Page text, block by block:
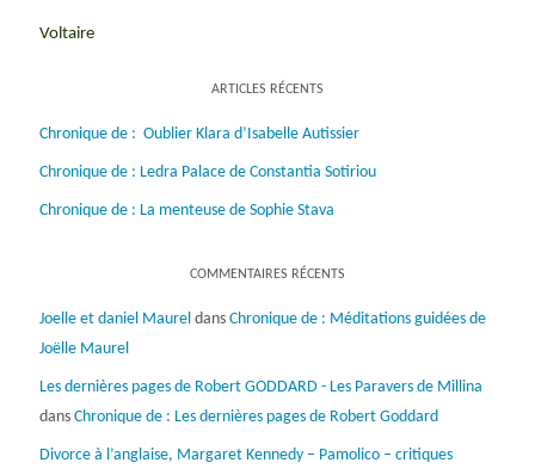
Voltaire
ARTICLES RÉCENTS
Chronique de : Oublier Klara d’Isabelle Autissier
Chronique de : Ledra Palace de Constantia Sotiriou
Chronique de : La menteuse de Sophie Stava
COMMENTAIRES RÉCENTS
Joelle et daniel Maurel dans Chronique de : Méditations guidées de
Joëlle Maurel
Les dernières pages de Robert GODDARD - Les Paravers de Millina
dans Chronique de : Les dernières pages de Robert Goddard
Divorce à l’anglaise, Margaret Kennedy – Pamolico – critiques